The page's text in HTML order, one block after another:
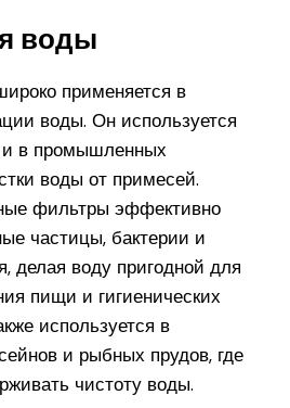
воды
применяется в
воды. Он используется
и в промышленных
воды от примесей.
фильтры эффективно
частицы, бактерии и
делая воду пригодной для
пищи и гигиенических
используется в
и рыбных прудов, где
чистоту воды.